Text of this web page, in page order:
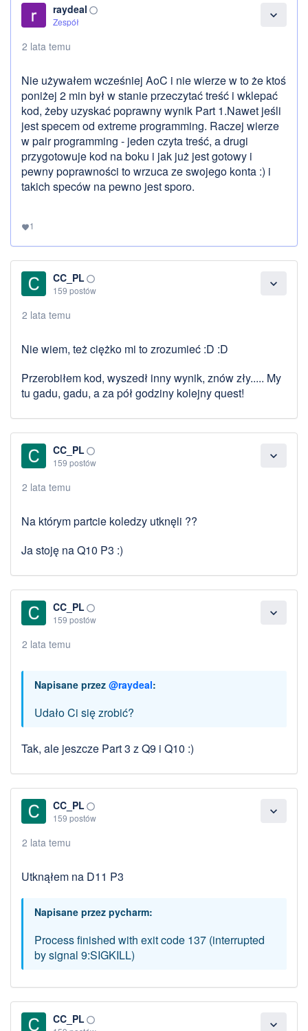
expand_more
raydeal panorama_fish_eye
Zespół
2 lata temu
Nie używałem wcześniej AoC i nie wierze w to że ktoś
poniżej 2 min był w stanie przeczytać treść i wklepać
kod, żeby uzyskać poprawny wynik Part 1.Nawet jeśli
jest specem od extreme programming. Raczej wierze
w pair programming - jeden czyta treść, a drugi
przygotowuje kod na boku i jak już jest gotowy i
pewny poprawności to wrzuca ze swojego konta :) i
takich speców na pewno jest sporo.
favorite1
expand_more
CC_PL panorama_fish_eye
159 postów
2 lata temu
Nie wiem, też ciężko mi to zrozumieć :D :D
Przerobiłem kod, wyszedł inny wynik, znów zły..... My
tu gadu, gadu, a za pół godziny kolejny quest!
expand_more
CC_PL panorama_fish_eye
159 postów
2 lata temu
Na którym partcie koledzy utknęli ??
Ja stoję na Q10 P3 :)
expand_more
CC_PL panorama_fish_eye
159 postów
2 lata temu
Napisane przez @raydeal:
Udało Ci się zrobić?
Tak, ale jeszcze Part 3 z Q9 i Q10 :)
expand_more
CC_PL panorama_fish_eye
159 postów
2 lata temu
Utknąłem na D11 P3
Napisane przez pycharm:
Process finished with exit code 137 (interrupted
by signal 9:SIGKILL)
expand_more
CC_PL panorama_fish_eye